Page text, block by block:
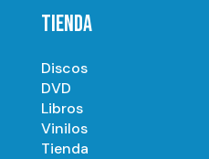
TIENDA
Discos
DVD
Libros
Vinilos
Tienda